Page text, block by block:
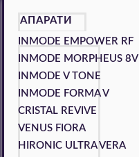
АПАРАТИ
INMODE EMPOWER RF
INMODE MORPHEUS 8V
INMODE V TONE
INMODE FORMA V
CRISTAL REVIVE
VENUS FIORA
HIRONIC ULTRA VERA